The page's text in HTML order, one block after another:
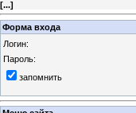
[...]
Форма входа
Логин:
Пароль:
запомнить